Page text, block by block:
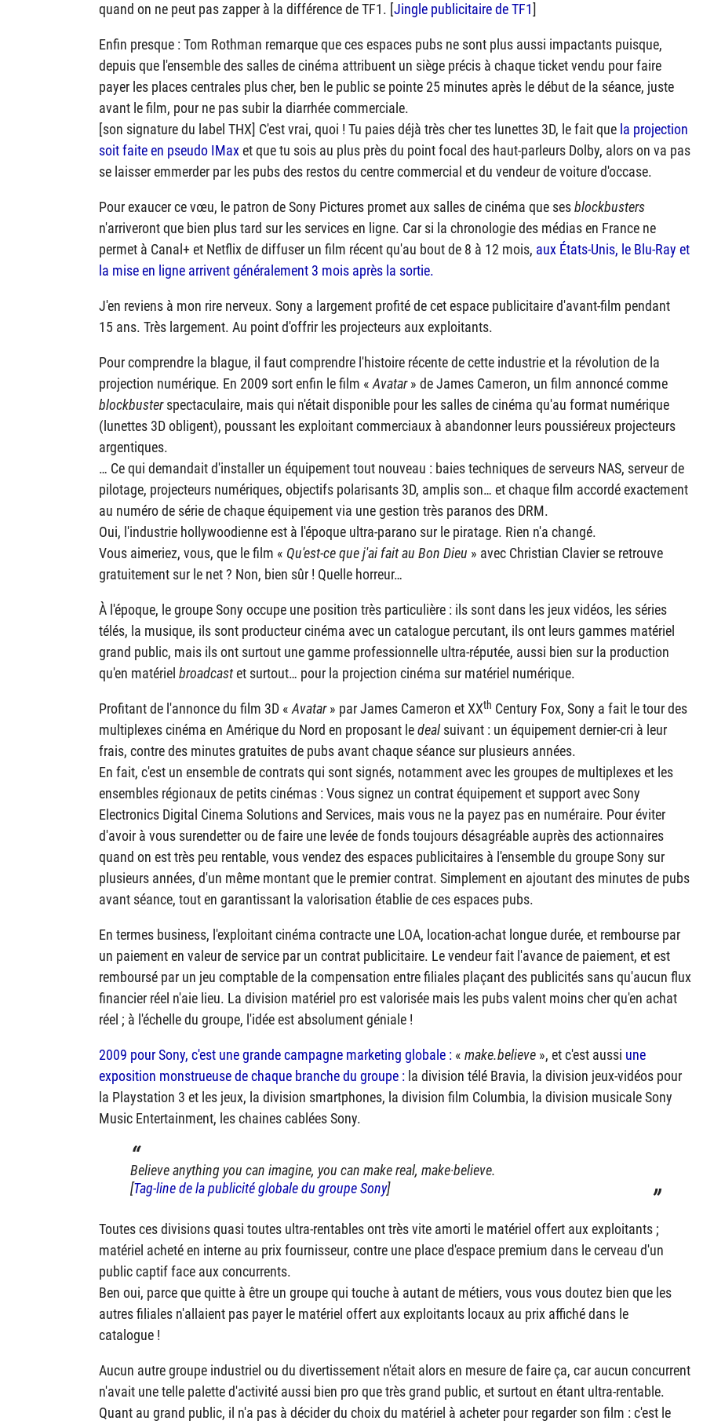
quand on ne peut pas zapper à la différence de TF1. [Jingle publicitaire de TF1]
Enfin presque : Tom Rothman remarque que ces espaces pubs ne sont plus aussi impactants puisque,
depuis que l'ensemble des salles de cinéma attribuent un siège précis à chaque ticket vendu pour faire
payer les places centrales plus cher, ben le public se pointe 25 minutes après le début de la séance, juste
avant le film, pour ne pas subir la diarrhée commerciale.
[son signature du label THX] C'est vrai, quoi ! Tu paies déjà très cher tes lunettes 3D, le fait que la projection
soit faite en pseudo IMaxet que tu sois au plus près du point focal des haut-parleurs Dolby, alors on va pas
se laisser emmerder par les pubs des restos du centre commercial et du vendeur de voiture d'occase.
Pour exaucer ce vœu, le patron de Sony Pictures promet aux salles de cinéma que sesblockbusters
n'arriveront que bien plus tard sur les services en ligne. Car si la chronologie des médias en France ne
permet à Canal+ et Netflix de diffuser un film récent qu'au bout de 8 à 12 mois, aux États-Unis, le Blu-Ray et
la mise en ligne arrivent généralement 3 mois après la sortie.
J'en reviens à mon rire nerveux. Sony a largement profité de cet espace publicitaire d'avant-film pendant
15 ans. Très largement. Au point d'offrir les projecteurs aux exploitants.
Pour comprendre la blague, il faut comprendre l'histoire récente de cette industrie et la révolution de la
projection numérique. En 2009 sort enfin le film «Avatar» de James Cameron, un film annoncé comme
blockbusterspectaculaire, mais qui n'était disponible pour les salles de cinéma qu'au format numérique
(lunettes 3D obligent), poussant les exploitant commerciaux à abandonner leurs poussiéreux projecteurs
argentiques.
… Ce qui demandait d'installer un équipement tout nouveau : baies techniques de serveurs NAS, serveur de
pilotage, projecteurs numériques, objectifs polarisants 3D, amplis son… et chaque film accordé exactement
au numéro de série de chaque équipement via une gestion très paranos des DRM.
Oui, l'industrie hollywoodienne est à l'époque ultra-parano sur le piratage. Rien n'a changé.
Vous aimeriez, vous, que le film « Qu'est-ce que j'ai fait au Bon Dieu » avec Christian Clavier se retrouve
gratuitement sur le net ? Non, bien sûr ! Quelle horreur…
À l'époque, le groupe Sony occupe une position très particulière : ils sont dans les jeux vidéos, les séries
télés, la musique, ils sont producteur cinéma avec un catalogue percutant, ils ont leurs gammes matériel
grand public, mais ils ont surtout une gamme professionnelle ultra-réputée, aussi bien sur la production
qu'en matériel broadcastet surtout… pour la projection cinéma sur matériel numérique.
Profitant de l'annonce du film 3D «Avatar» par James Cameron et XXth Century Fox, Sony a fait le tour des
multiplexes cinéma en Amérique du Nord en proposant ledeal suivant : un équipement dernier-cri à leur
frais, contre des minutes gratuites de pubs avant chaque séance sur plusieurs années.
En fait, c'est un ensemble de contrats qui sont signés, notamment avec les groupes de multiplexes et les
ensembles régionaux de petits cinémas : Vous signez un contrat équipement et support avec Sony
Electronics Digital Cinema Solutions and Services, mais vous ne la payez pas en numéraire. Pour éviter
d'avoir à vous surendetter ou de faire une levée de fonds toujours désagréable auprès des actionnaires
quand on est très peu rentable, vous vendez des espaces publicitaires à l'ensemble du groupe Sony sur
plusieurs années, d'un même montant que le premier contrat. Simplement en ajoutant des minutes de pubs
avant séance, tout en garantissant la valorisation établie de ces espaces pubs.
En termes business, l'exploitant cinéma contracte une LOA, location-achat longue durée, et rembourse par
un paiement en valeur de service par un contrat publicitaire. Le vendeur fait l'avance de paiement, et est
remboursé par un jeu comptable de la compensation entre filiales plaçant des publicités sans qu'aucun flux
financier réel n'aie lieu. La division matériel pro est valorisée mais les pubs valent moins cher qu'en achat
réel ; à l'échelle du groupe, l'idée est absolument géniale !
2009 pour Sony, c'est une grande campagne marketing globale : « make.believe », et c'est aussi une
exposition monstrueuse de chaque branche du groupe : la division télé Bravia, la division jeux-vidéos pour
la Playstation 3 et les jeux, la division smartphones, la division film Columbia, la division musicale Sony
Music Entertainment, les chaines cablées Sony.
Believe anything you can imagine, you can make real, make·believe.
[Tag-line de la publicité globale du groupe Sony]
Toutes ces divisions quasi toutes ultra-rentables ont très vite amorti le matériel offert aux exploitants ;
matériel acheté en interne au prix fournisseur, contre une place d'espace premium dans le cerveau d'un
public captif face aux concurrents.
Ben oui, parce que quitte à être un groupe qui touche à autant de métiers, vous vous doutez bien que les
autres filiales n'allaient pas payer le matériel offert aux exploitants locaux au prix affiché dans le
catalogue !
Aucun autre groupe industriel ou du divertissement n'était alors en mesure de faire ça, car aucun concurrent
n'avait une telle palette d'activité aussi bien pro que très grand public, et surtout en étant ultra-rentable.
Quant au grand public, il n'a pas à décider du choix du matériel à acheter pour regarder son film : c'est le